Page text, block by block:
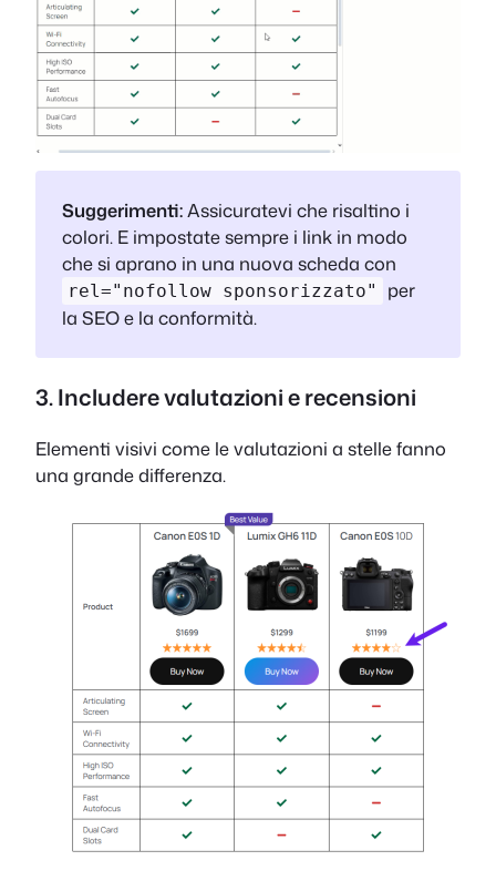
Suggerimenti: Assicuratevi che risaltino i
colori. E impostate sempre i link in modo
che si aprano in una nuova scheda con
rel="nofollow sponsorizzato"
per
la SEO e la conformità.
3. Includere valutazioni e recensioni
Elementi visivi come le valutazioni a stelle fanno
una grande differenza.